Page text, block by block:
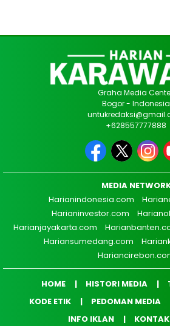
Graha Media
Bogor - Indonesia
+628557777888
MEDIA
Harianindonesia.com
Harianinvestor.com
Harianjayakarta.com
Hariansumedang.com
HOME HISTORI MEDIA
KODE ETIK
PEDOMAN MEDIA
INFO IKLAN